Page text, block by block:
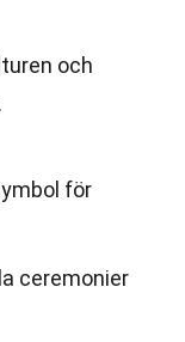
och
för
ceremonier